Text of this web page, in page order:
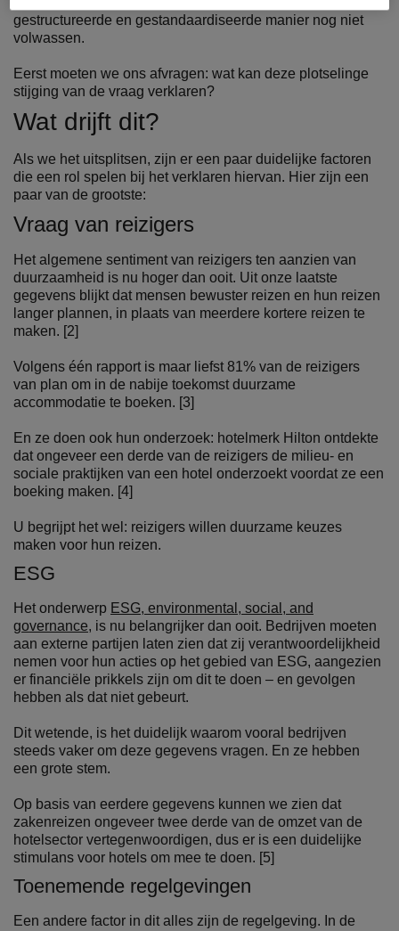
gestructureerde en gestandaardiseerde manier nog niet
volwassen.
Eerst moeten we ons afvragen: wat kan deze plotselinge
stijging van de vraag verklaren?
Wat drijft dit?
Als we het uitsplitsen, zijn er een paar duidelijke factoren
die een rol spelen bij het verklaren hiervan. Hier zijn een
paar van de grootste:
Vraag van reizigers
Het algemene sentiment van reizigers ten aanzien van
duurzaamheid is nu hoger dan ooit. Uit onze laatste
gegevens blijkt dat mensen bewuster reizen en hun reizen
langer plannen, in plaats van meerdere kortere reizen te
maken. [2]
Volgens één rapport is maar liefst 81% van de reizigers
van plan om in de nabije toekomst duurzame
accommodatie te boeken. [3]
En ze doen ook hun onderzoek: hotelmerk Hilton ontdekte
dat ongeveer een derde van de reizigers de milieu- en
sociale praktijken van een hotel onderzoekt voordat ze een
boeking maken. [4]
U begrijpt het wel: reizigers willen duurzame keuzes
maken voor hun reizen.
ESG
Het onderwerp ESG, environmental, social, and
governance, is nu belangrijker dan ooit. Bedrijven moeten
aan externe partijen laten zien dat zij verantwoordelijkheid
nemen voor hun acties op het gebied van ESG, aangezien
er financiële prikkels zijn om dit te doen – en gevolgen
hebben als dat niet gebeurt.
Dit wetende, is het duidelijk waarom vooral bedrijven
steeds vaker om deze gegevens vragen. En ze hebben
een grote stem.
Op basis van eerdere gegevens kunnen we zien dat
zakenreizen ongeveer twee derde van de omzet van de
hotelsector vertegenwoordigen, dus er is een duidelijke
stimulans voor hotels om mee te doen. [5]
Toenemende regelgevingen
Een andere factor in dit alles zijn de regelgeving. In de